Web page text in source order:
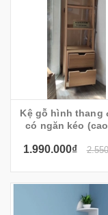
Kệ gỗ hình thang
có ngăn kéo
1.990.000₫